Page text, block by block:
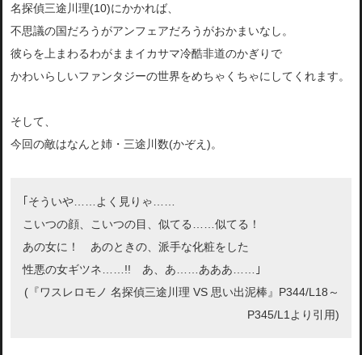
名探偵三途川理(10)にかかれば、
不思議の国だろうがアンフェアだろうがおかまいなし。
彼らを上まわるわがままイカサマ冷酷非道のかぎりで
かわいらしいファンタジーの世界をめちゃくちゃにしてくれます。
そして、
今回の敵はなんと姉・三途川数(かぞえ)。
｢そういや……よく見りゃ……
こいつの顔、こいつの目、似てる……似てる！
あの女に！ あのときの、派手な化粧をした
性悪の女ギツネ……!! あ、あ……あああ……｣
(『ワスレロモノ 名探偵三途川理 VS 思い出泥棒』P344/L18～
P345/L1より引用)